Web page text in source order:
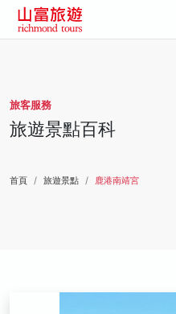
旅客服務
旅遊景點百科
首頁 旅遊景點 鹿港南靖宮